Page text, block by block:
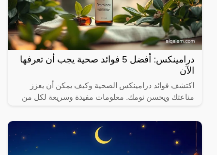
درامينكس: أفضل 5 فوائد صحية يجب أن تعرفها
الآن
اكتشف فوائد درامينكس الصحية وكيف يمكن أن يعزز
مناعتك ويحسن نومك. معلومات مفيدة وسريعة لكل من